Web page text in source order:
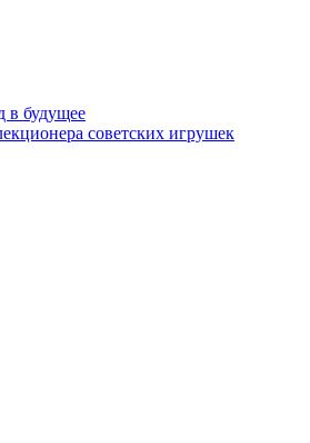
в будущее
советских игрушек